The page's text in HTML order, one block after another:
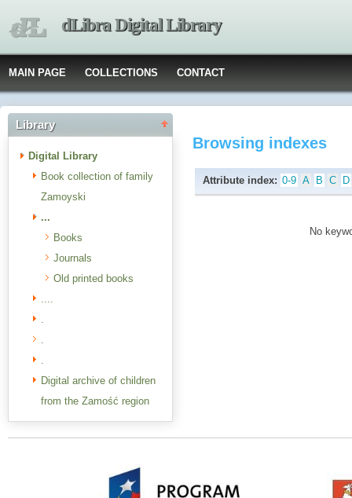
dLibra Digital Library
MAIN PAGE COLLECTIONS CONTACT
Library
Digital Library
Book collection of family
Zamoyski
...
Books
Journals
Old printed books
....
.
.
.
Digital archive of children
from the Zamość region
Browsing indexes
Attribute index: 0-9 A B C D
No